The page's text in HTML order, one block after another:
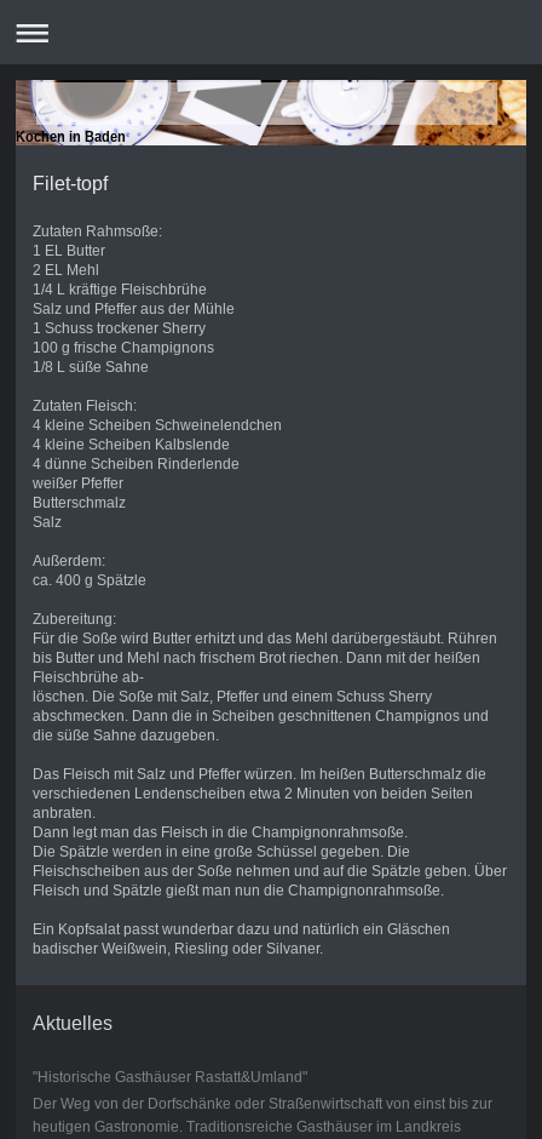
Kochen in Baden
Filet-topf
Zutaten Rahmsoße:
1 EL Butter
2 EL Mehl
1/4 L kräftige Fleischbrühe
Salz und Pfeffer aus der Mühle
1 Schuss trockener Sherry
100 g frische Champignons
1/8 L süße Sahne
Zutaten Fleisch:
4 kleine Scheiben Schweinelendchen
4 kleine Scheiben Kalbslende
4 dünne Scheiben Rinderlende
weißer Pfeffer
Butterschmalz
Salz
Außerdem:
ca. 400 g Spätzle
Zubereitung:
Für die Soße wird Butter erhitzt und das Mehl darübergestäubt. Rühren
bis Butter und Mehl nach frischem Brot riechen. Dann mit der heißen
Fleischbrühe ab-
löschen. Die Soße mit Salz, Pfeffer und einem Schuss Sherry
abschmecken. Dann die in Scheiben geschnittenen Champignos und
die süße Sahne dazugeben.
Das Fleisch mit Salz und Pfeffer würzen. Im heißen Butterschmalz die
verschiedenen Lendenscheiben etwa 2 Minuten von beiden Seiten
anbraten.
Dann legt man das Fleisch in die Champignonrahmsoße.
Die Spätzle werden in eine große Schüssel gegeben. Die
Fleischscheiben aus der Soße nehmen und auf die Spätzle geben. Über
Fleisch und Spätzle gießt man nun die Champignonrahmsoße.
Ein Kopfsalat passt wunderbar dazu und natürlich ein Gläschen
badischer Weißwein, Riesling oder Silvaner.
Aktuelles
"Historische Gasthäuser Rastatt&Umland"
Der Weg von der Dorfschänke oder Straßenwirtschaft von einst bis zur
heutigen Gastronomie. Traditionsreiche Gasthäuser im Landkreis